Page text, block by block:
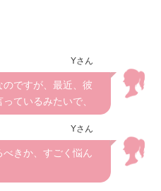
Yさん
ですが、最近、彼
ているみたいで、
Yさん
きか、すごく悩ん